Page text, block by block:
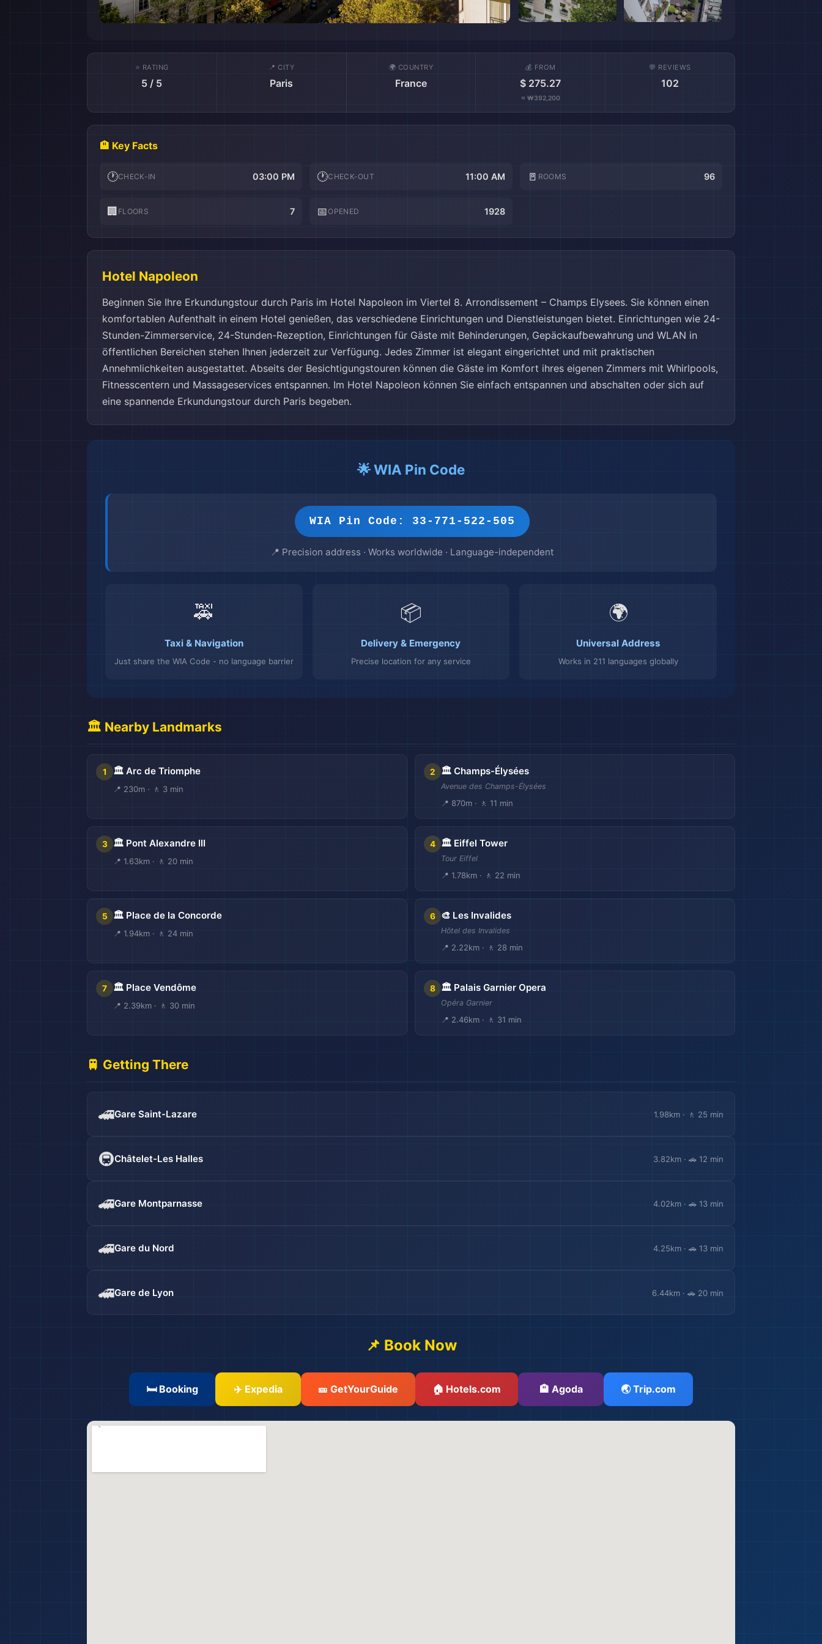
🎒
🗺️
⭐ RATING
5 / 5
📍 CITY
Paris
🌍 COUNTRY
France
💰 FROM
$ 275.27
≈ ₩392,200
💬 REVIEWS
102
🏨 Key Facts
🕐CHECK-IN 03:00 PM 🕐CHECK-OUT 11:00 AM 🚪 ROOMS 96
🏢 FLOORS 7 📅OPENED 1928
Hotel Napoleon
Beginnen Sie Ihre Erkundungstour durch Paris im Hotel Napoleon im Viertel 8. Arrondissement – Champs Elysees. Sie können einen
komfortablen Aufenthalt in einem Hotel genießen, das verschiedene Einrichtungen und Dienstleistungen bietet. Einrichtungen wie 24-
Stunden-Zimmerservice, 24-Stunden-Rezeption, Einrichtungen für Gäste mit Behinderungen, Gepäckaufbewahrung und WLAN in
öffentlichen Bereichen stehen Ihnen jederzeit zur Verfügung. Jedes Zimmer ist elegant eingerichtet und mit praktischen
Annehmlichkeiten ausgestattet. Abseits der Besichtigungstouren können die Gäste im Komfort ihres eigenen Zimmers mit Whirlpools,
Fitnesscentern und Massageservices entspannen. Im Hotel Napoleon können Sie einfach entspannen und abschalten oder sich auf
eine spannende Erkundungstour durch Paris begeben.
🌟 WIA Pin Code
WIA Pin Code: 33-771-522-505
📍 Precision address · Works worldwide · Language-independent
🚕
Taxi & Navigation
Just share the WIA Code - no language barrier
📦
Delivery & Emergency
Precise location for any service
🌍
Universal Address
Works in 211 languages globally
🏛️ Nearby Landmarks
1 🏛️ Arc de Triomphe
📍 230m · 🚶 3 min
2 🏛️ Champs-Élysées
Avenue des Champs-Élysées
📍 870m · 🚶 11 min
3 🏛️ Pont Alexandre III
📍 1.63km · 🚶 20 min
4 🏛️ Eiffel Tower
Tour Eiffel
📍 1.78km · 🚶 22 min
5 🏛️ Place de la Concorde
📍 1.94km · 🚶 24 min
6 🎨 Les Invalides
Hôtel des Invalides
📍 2.22km · 🚶 28 min
7 🏛️ Place Vendôme
📍 2.39km · 🚶 30 min
8 🏛️ Palais Garnier Opera
Opéra Garnier
📍 2.46km · 🚶 31 min
🚆 Getting There
🚄Gare Saint-Lazare 1.98km · 🚶 25 min
🚇Châtelet-Les Halles 3.82km · 🚗 12 min
🚄Gare Montparnasse 4.02km · 🚗 13 min
🚄Gare du Nord 4.25km · 🚗 13 min
🚄Gare de Lyon 6.44km · 🚗 20 min
📌 Book Now
🛏️ Booking ✈️ Expedia 🎫 GetYourGuide 🏠 Hotels.com 🏨 Agoda 🌏 Trip.com